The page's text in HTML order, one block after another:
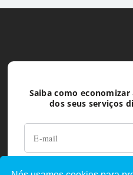
Saiba como
dos seus serviços